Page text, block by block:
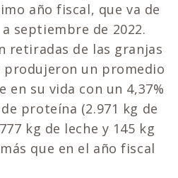
año fiscal, que va de
septiembre de 2022.
retiradas de las granjas
produjeron un promedio
en su vida con un 4,37%
proteína (2.971 kg de
kg de leche y 145 kg
que en el año fiscal